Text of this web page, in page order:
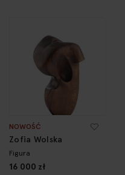
NOWOŚĆ
Zofia Wolska
Figura
16 000 zł